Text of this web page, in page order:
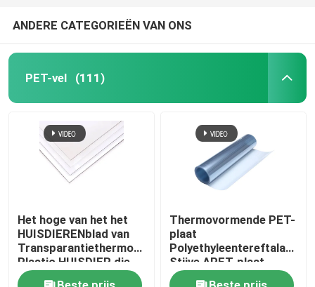
Producten
Ongeveer ons
ANDERE CATEGORIEËN VAN ONS
PET-vel (111)
Het hoge van het het
HUISDIERENblad van
Transparantiethermoforming
Plastic HUISDIER die
Vakjes vouwen
Thermovormende PET-
plaat
Polyethyleentereftalaat
Stijve APET-plaat